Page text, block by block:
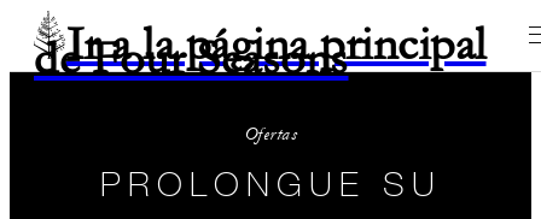
Ir a la página principal
de Four Seasons
Ofertas
PROLONGUE SU